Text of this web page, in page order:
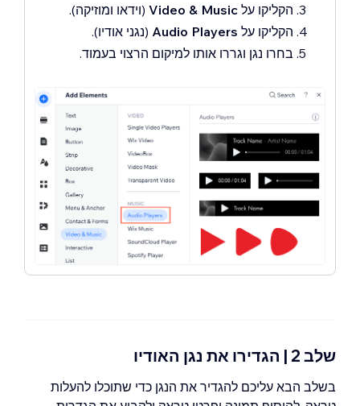
הקליקו על
Video & Music
(וידאו ומוזיקה).
הקליקו על Audio Players (נגני אודיו).
בחרו נגן וגררו אותו למיקום הרצוי בעמוד.
שלב 2 | הגדירו את נגן האודיו
בשלב הבא עליכם להגדיר את הנגן כדי שתוכלו להעלות